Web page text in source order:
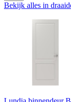
Bekijk alles in